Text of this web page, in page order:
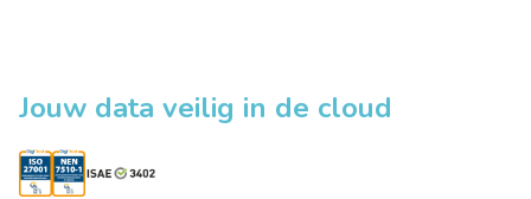
Jouw data veilig in de cloud